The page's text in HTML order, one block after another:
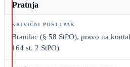
Pratnja
Branilac (§ 58 StPO), pravo na
164 st. 2 StPO)